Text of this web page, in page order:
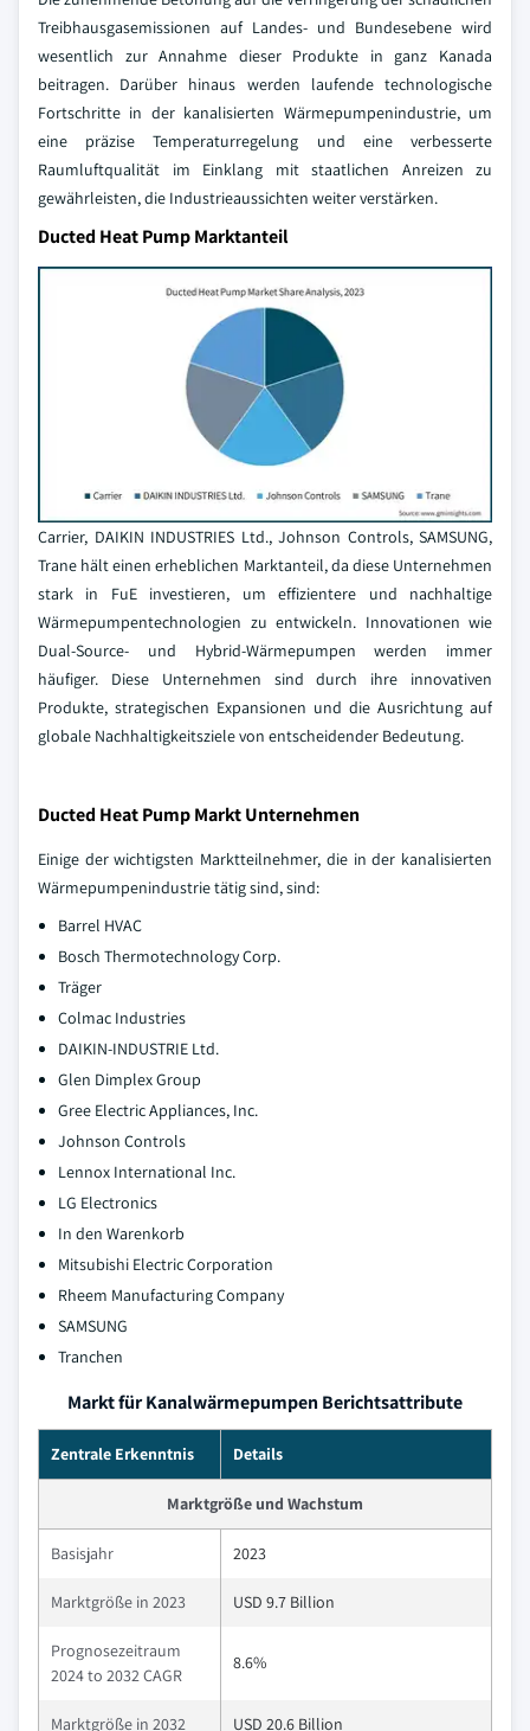
Treibhausgasemissionen auf Landes- und Bundesebene wird
wesentlich zur Annahme dieser Produkte in ganz Kanada
beitragen. Darüber hinaus werden laufende technologische
Fortschritte in der kanalisierten Wärmepumpenindustrie, um
eine präzise Temperaturregelung und eine verbesserte
Raumluftqualität im Einklang mit staatlichen Anreizen zu
gewährleisten, die Industrieaussichten weiter verstärken.
Ducted Heat Pump Marktanteil
Carrier, DAIKIN INDUSTRIES Ltd., Johnson Controls, SAMSUNG,
Trane hält einen erheblichen Marktanteil, da diese Unternehmen
stark in FuE investieren, um effizientere und nachhaltige
Wärmepumpentechnologien zu entwickeln. Innovationen wie
Dual-Source- und Hybrid-Wärmepumpen werden immer
häufiger. Diese Unternehmen sind durch ihre innovativen
Produkte, strategischen Expansionen und die Ausrichtung auf
globale Nachhaltigkeitsziele von entscheidender Bedeutung.
Ducted Heat Pump Markt Unternehmen
Einige der wichtigsten Marktteilnehmer, die in der kanalisierten
Wärmepumpenindustrie tätig sind, sind:
Barrel HVAC
Bosch Thermotechnology Corp.
Träger
Colmac Industries
DAIKIN-INDUSTRIE Ltd.
Glen Dimplex Group
Gree Electric Appliances, Inc.
Johnson Controls
Lennox International Inc.
LG Electronics
In den Warenkorb
Mitsubishi Electric Corporation
Rheem Manufacturing Company
SAMSUNG
Tranchen
Markt für Kanalwärmepumpen Berichtsattribute
Zentrale Erkenntnis Details
Marktgröße und Wachstum
Basisjahr 2023
Marktgröße in 2023 USD 9.7 Billion
Prognosezeitraum
2024 to 2032 CAGR
8.6%
Marktgröße in 2032 USD 20.6 Billion